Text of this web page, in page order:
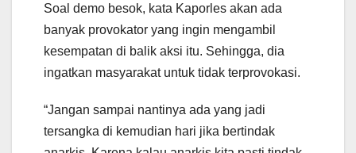
Soal demo besok, kata Kaporles akan ada
banyak provokator yang ingin mengambil
kesempatan di balik aksi itu. Sehingga, dia
ingatkan masyarakat untuk tidak terprovokasi.
“Jangan sampai nantinya ada yang jadi
tersangka di kemudian hari jika bertindak